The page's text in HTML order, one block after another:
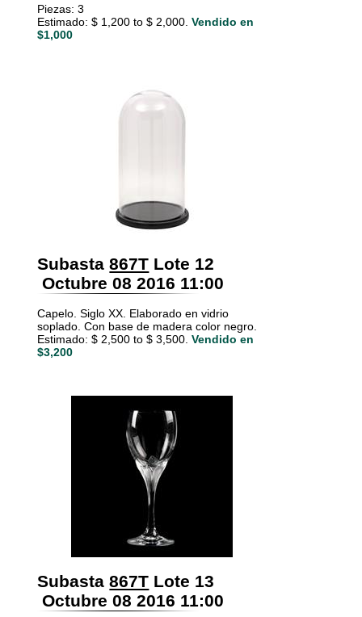
Piezas: 3
Estimado: $ 1,200 to $ 2,000. Vendido en
$1,000
Subasta 867T Lote 12
Octubre 08 2016 11:00
Capelo. Siglo XX. Elaborado en vidrio
soplado. Con base de madera color negro.
Estimado: $ 2,500 to $ 3,500. Vendido en
$3,200
Subasta 867T Lote 13
Octubre 08 2016 11:00